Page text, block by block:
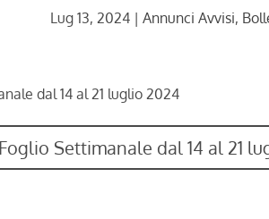
Lug 13, 2024| Annunci Avvisi,
dal 14 al 21 luglio 2024
Settimanale dal 14 al 21